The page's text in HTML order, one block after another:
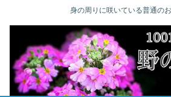
身の周りに咲いている普通の